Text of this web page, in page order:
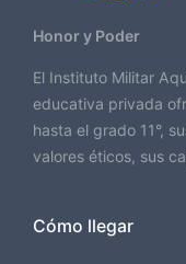
Honor y Poder
El Instituto Militar
educativa privada
hasta el grado 11°,
valores éticos, sus
Cómo llegar